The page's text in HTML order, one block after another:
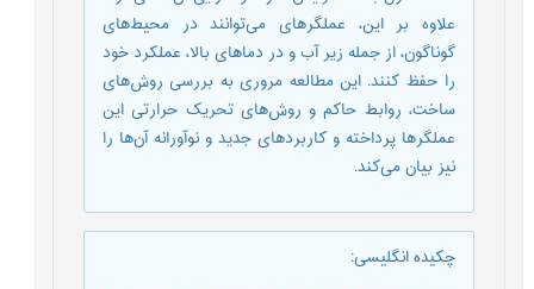
علاوه بر این، عملگرهای می‌توانند در محیط‌های
گوناگون، از جمله زیر آب و در دماهای بالا، عملکرد خود
را حفظ کنند. این مطالعه مروری به بررسی روش‌های
ساخت، روابط حاکم و روش‌های تحریک حرارتی این
عملگرها پرداخته و کاربردهای جدید و نوآورانه آن‌ها را
نیز بیان می‌کند.
چکیده انگلیسی: